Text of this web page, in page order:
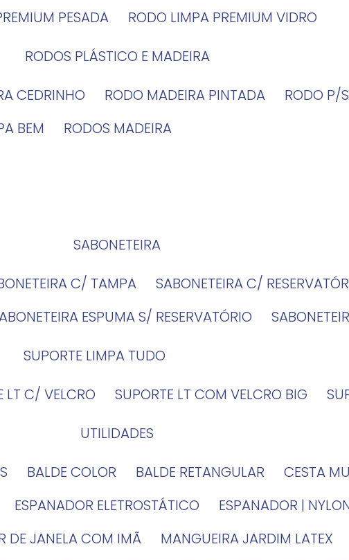
PESADA
RODO LIMPA PREMIUM VIDRO
RODOS PLÁSTICO E MADEIRA
CEDRINHO RODO MADEIRA PINTADA
RODO P/S
BEM
RODOS MADEIRA
SABONETEIRA
C/ TAMPA
SABONETEIRA C/
ESPUMA S/ RESERVATÓRIO
SUPORTE LIMPA TUDO
LT C/ VELCRO SUPORTE LT COM VELCRO BIG
UTILIDADES
BALDE COLOR BALDE RETANGULAR
CESTA
ESPANADOR ELETROSTÁTICO
ESPANADOR |
DE JANELA COM IMÃ MANGUEIRA JARDIM LATEX